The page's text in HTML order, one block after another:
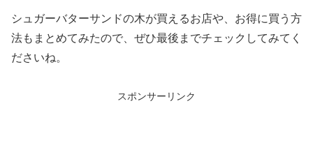
シュガーバターサンドの木が買えるお店や、お得に買う方
法もまとめてみたので、ぜひ最後までチェックしてみてく
ださいね。
スポンサーリンク